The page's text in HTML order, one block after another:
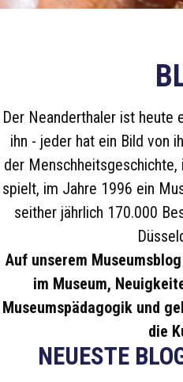
Der Neanderthaler ist heute
ihn - jeder hat ein Bild von
der
spielt, im Jahre 1996 ein
seither jährlich 170.000
Auf unserem
im Museum,
Museumspädagogik und
die
NEUESTE